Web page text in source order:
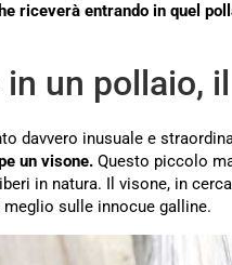
riceverà entrando in quel
un pollaio,
davvero inusuale e
un visone. Questo piccolo
in natura. Il visone, in
sulle innocue galline.